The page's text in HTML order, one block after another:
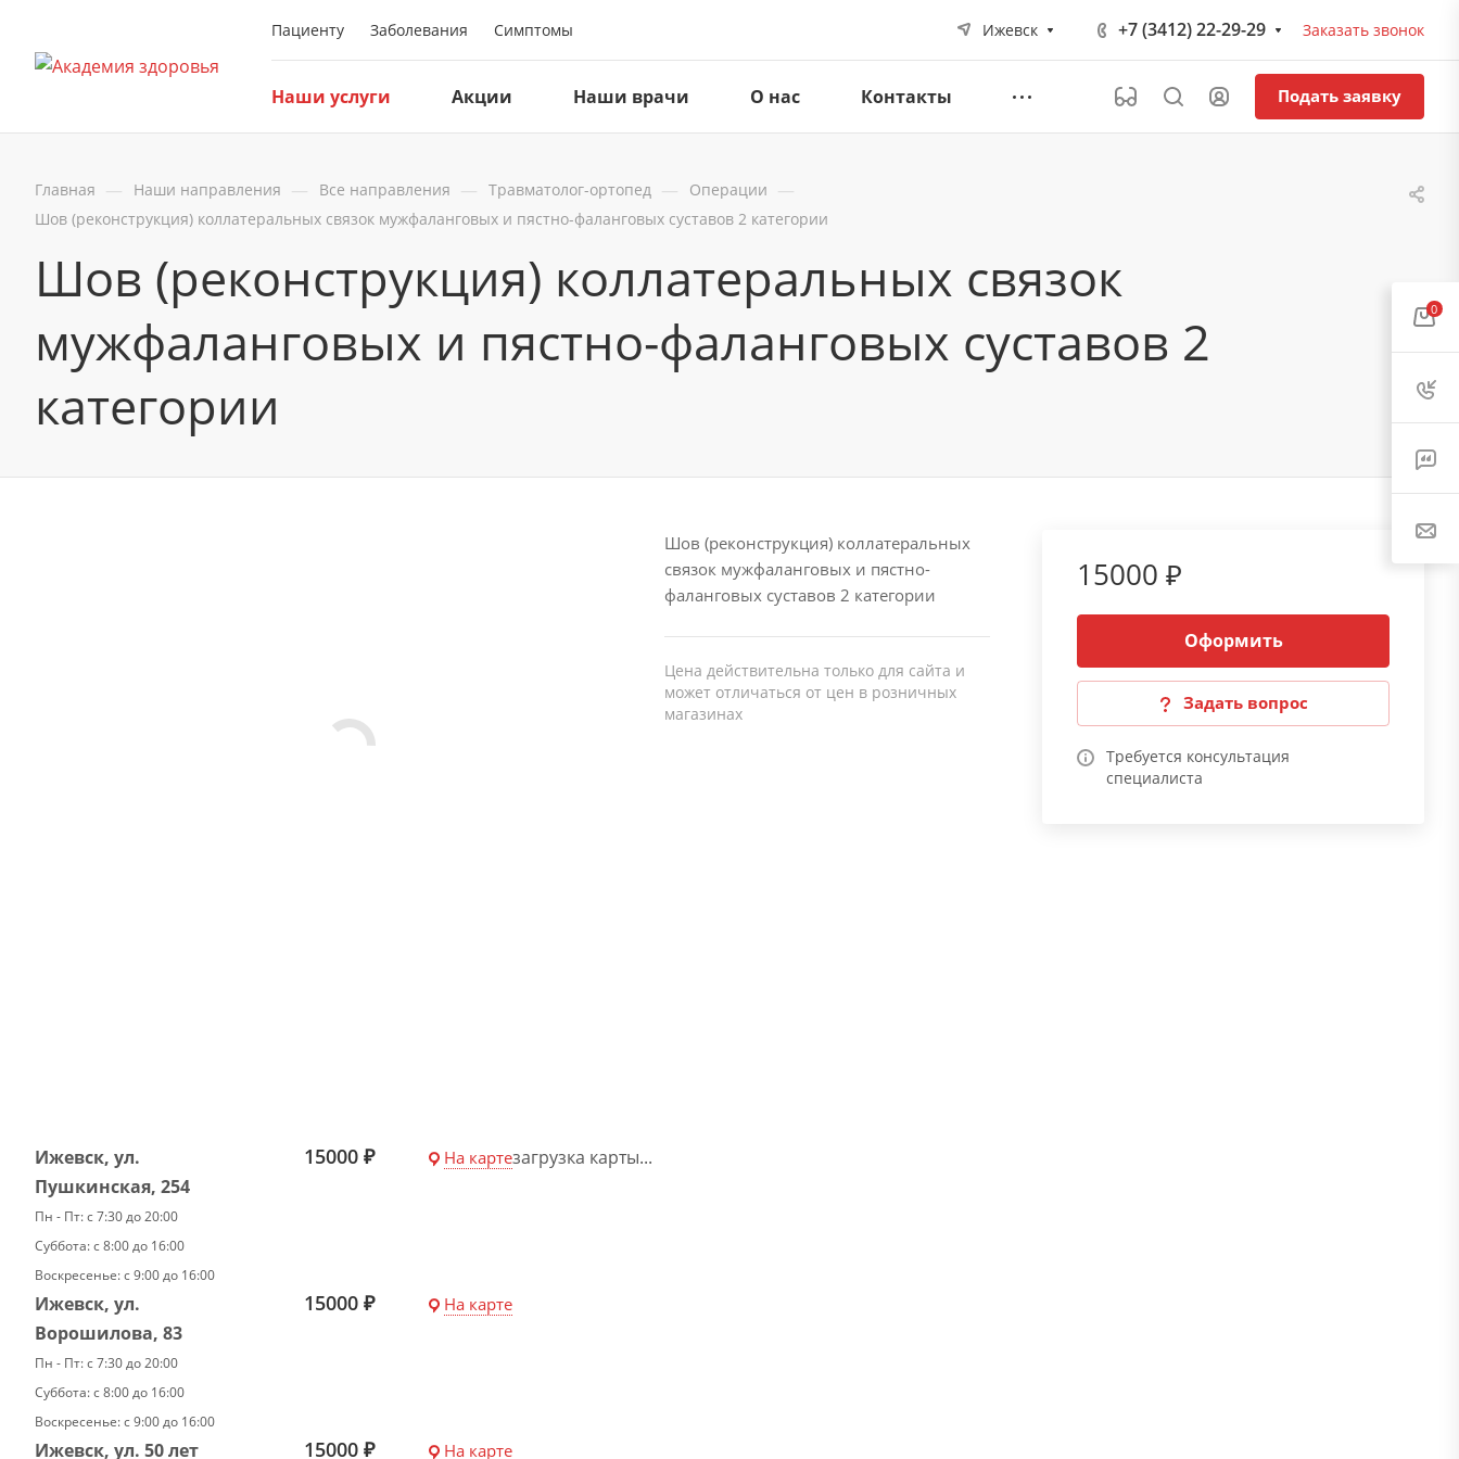
Пациенту Заболевания Симптомы Ижевск +7 (3412) 22-29-29 Заказать звонок
Наши услуги Акции Наши врачи О нас Контакты Подать заявку
Главная — Наши направления — Все направления — Травматолог-ортопед — Операции —
Шов (реконструкция) коллатеральных связок мужфаланговых и пястно-фаланговых суставов 2 категории
Шов (реконструкция) коллатеральных связок
мужфаланговых и пястно-фаланговых суставов 2
категории
15000 ₽
Оформить
Задать вопрос
Требуется консультация
специалиста
Шов (реконструкция) коллатеральных
связок мужфаланговых и пястно-
фаланговых суставов 2 категории
Цена действительна только для сайта и
может отличаться от цен в розничных
магазинах
Ижевск, ул.
Пушкинская, 254
Пн - Пт: с 7:30 до 20:00
Суббота: с 8:00 до 16:00
Воскресенье: с 9:00 до 16:00
15000 ₽ На карте
Ижевск, ул.
Ворошилова, 83
Пн - Пт: с 7:30 до 20:00
Суббота: с 8:00 до 16:00
Воскресенье: с 9:00 до 16:00
15000 ₽ На карте
Ижевск, ул. 50 лет
15000 ₽ На карте
загрузка карты...
0